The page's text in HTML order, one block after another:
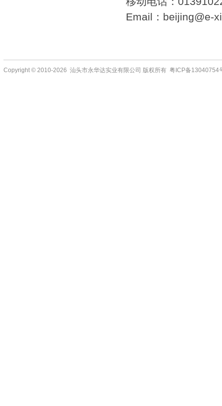
Email：beijing@e-
Copyright © 2010-2026 汕头市永华达实业有限公司 版权所有 粤ICP备13040754